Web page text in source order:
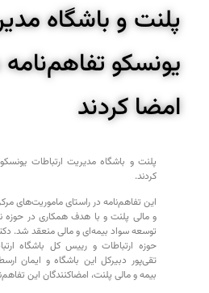
پلنت و باشگاه
یونسکو
امضا کردند
پلنت و باشگاه مدیریت ارتباطات
کردند.
این تفاهم‌نامه در راستای ماموریت‌های
و مالی پلنت و با هدف همکاری در حوزه
توسعه سواد بیمه‌ای و مالی منعقد شد.
حوزه ارتباطات و رییس کل باشگاه
تقی‌پور دبیرکل این باشگاه و ایمان
بیمه و مالی پلنت، امضاکنندگان این